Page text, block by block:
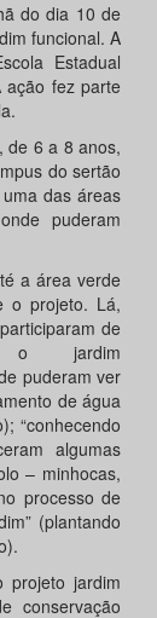
do dia 10 de
funcional. A
Estadual
ação fez parte
de 6 a 8 anos,
do sertão
das áreas
puderam
a área verde
o projeto. Lá,
de
o jardim
puderam ver
de água
“conhecendo
algumas
– minhocas,
processo de
(plantando
projeto jardim
conservação